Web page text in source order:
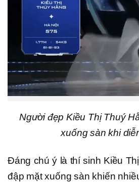
Người đẹp Kiều Thị Thuý
xuống sàn khi
Đáng chú ý là thí sinh Kiều
đập mặt xuống sàn khiến